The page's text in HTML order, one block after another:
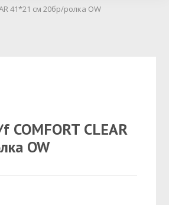
41*21 см 20бр/ролка OW
COMFORT CLEAR
OW